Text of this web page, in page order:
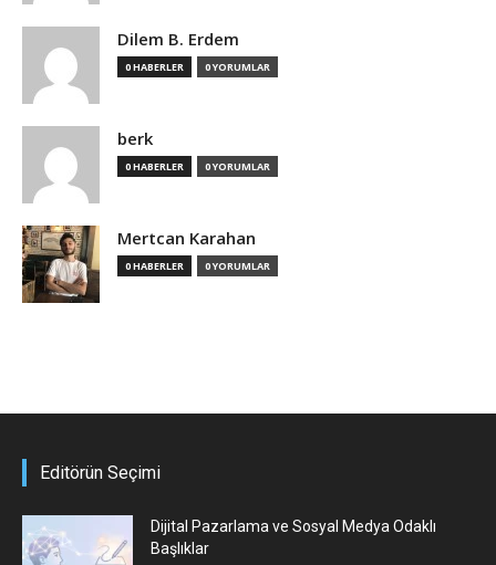
Dilem B. Erdem
0 HABERLER 0 YORUMLAR
berk
0 HABERLER 0 YORUMLAR
Mertcan Karahan
0 HABERLER 0 YORUMLAR
Editörün Seçimi
Dijital Pazarlama ve Sosyal Medya Odaklı
Başlıklar